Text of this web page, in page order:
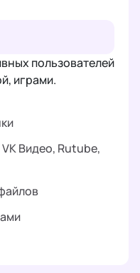
пользователей
играми.
Видео, Rutube,